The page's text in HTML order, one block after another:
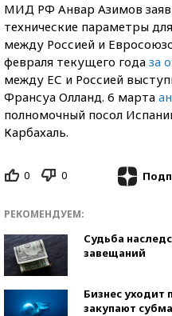
МИД РФ Анвар Азимов
технические параметры
между Россией и
февраля текущего года за
между ЕС и Россией
Франсуа Олланд. 6 марта
полномочный посол
Карбахаль.
0 0
РЕКОМЕНДУЕМ:
Судьба
завещаний
Бизнес уходит
закупают